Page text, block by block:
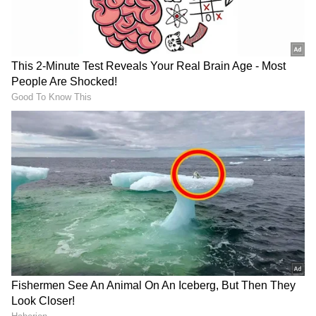
ಮತ್ತು ವರದ ಮುದ್ರೆ ಹೊಂದಿದೆ. ಅವನ ದೇಹದ ಮೇಲಿನ
ತುಪ್ಪಳದ ಬಣ್ಣ ಕೆಂಪು. ಮಂಗಳನು ​​ಕೆಂಪು ಹೂವಿನ ಮಾಲೆ
ಮತ್ತು ಕೆಂಪು ಬಟ್ಟೆಯನ್ನು ಧರಿಸುತ್ತಾನೆ.
LATEST VIDEOS
"ರಾಜಕೀಯ ಬೇಡ, ಸಿನಿಮಾನೇ ಪ್ರಾಣ":
ಕನಕೋತ್ಸವದಲ್ಲಿ ರಿಷಬ್ ಶೆಟ್ಟಿ | Rishab
Shetty speech | Suvarna News
ಶೇ.50 ರಿಂದ ಶೇ.18 ಕ್ಕೆ TAX ಇಳಿಕೆ: ಮೋದಿ-
ಟ್ರಂಪ್ ಐತಿಹಾಸಿಕ ಒಪ್ಪಂದ | India US